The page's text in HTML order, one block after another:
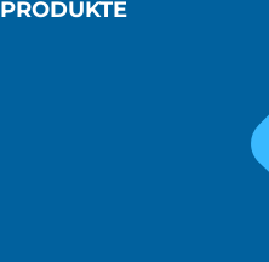
PRODUKTE